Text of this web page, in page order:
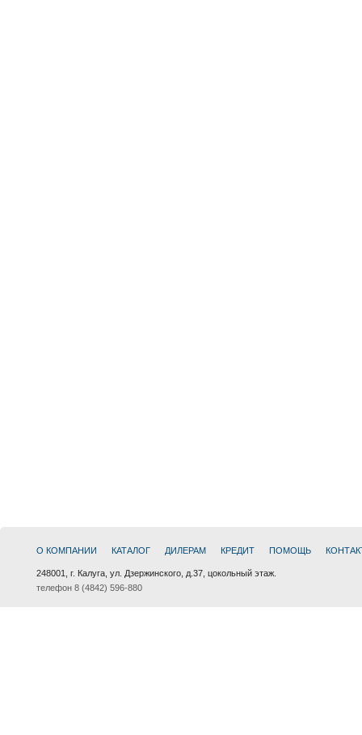
О КОМПАНИИ КАТАЛОГ ДИЛЕРАМ КРЕДИТ ПОМОЩЬ
248001, г. Калуга, ул. Дзержинского, д.37, цокольный этаж.
телефон 8 (4842) 596-880